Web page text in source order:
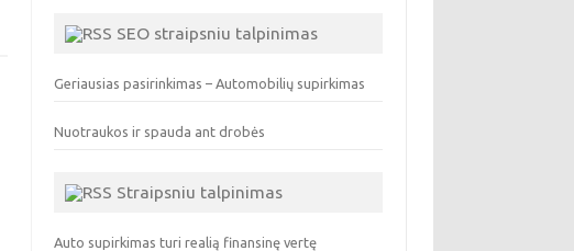
SEO straipsniu talpinimas
Geriausias pasirinkimas – Automobilių supirkimas
Nuotraukos ir spauda ant drobės
Straipsniu talpinimas
Auto supirkimas turi realią finansinę vertę